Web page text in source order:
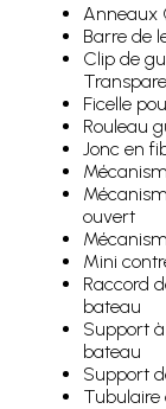
Anneaux
Barre de
Clip de
Ficelle
Rouleau
Jonc en
ouvert
Mini
Raccord
bateau
Support
bateau
Support
Tubulaire